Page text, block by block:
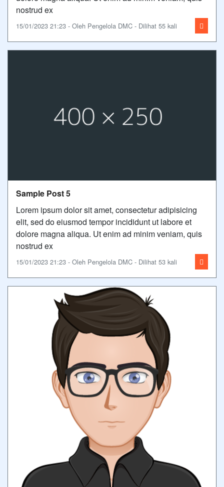
nostrud ex
15/01/2023 21:23 - Oleh Pengelola DMC - Dilihat 55 kali
Sample Post 5
Lorem ipsum dolor sit amet, consectetur adipisicing
elit, sed do eiusmod tempor incididunt ut labore et
dolore magna aliqua. Ut enim ad minim veniam, quis
nostrud ex
15/01/2023 21:23 - Oleh Pengelola DMC - Dilihat 53 kali